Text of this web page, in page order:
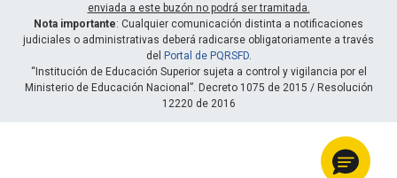
enviada a este buzón no podrá ser tramitada.
Nota importante: Cualquier comunicación distinta a notificaciones
judiciales o administrativas deberá radicarse obligatoriamente a través
del Portal de PQRSFD.
“Institución de Educación Superior sujeta a control y vigilancia por el
Ministerio de Educación Nacional”. Decreto 1075 de 2015 / Resolución
12220 de 2016